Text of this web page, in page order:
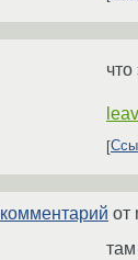
комментарий от